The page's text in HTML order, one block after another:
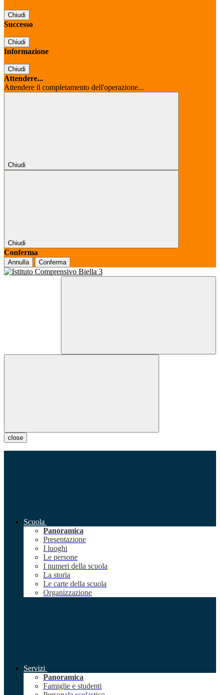
Chiudi
Successo
Chiudi
Informazione
Chiudi
Attendere...
Attendere il completamento dell'operazione...
Chiudi
Chiudi
Conferma
Annulla Conferma
close
Scuola
Panoramica
Presentazione
I luoghi
Le persone
I numeri della scuola
La storia
Le carte della scuola
Organizzazione
Servizi
Panoramica
Famiglie e studenti